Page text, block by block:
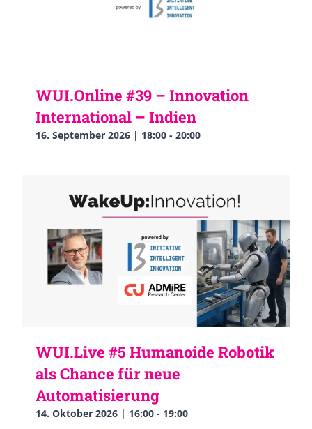
WUI.Online #39 – Innovation
International – Indien
16. September 2026 | 18:00 - 20:00
WUI.Live #5 Humanoide Robotik
als Chance für neue
Automatisierung
14. Oktober 2026 | 16:00 - 19:00